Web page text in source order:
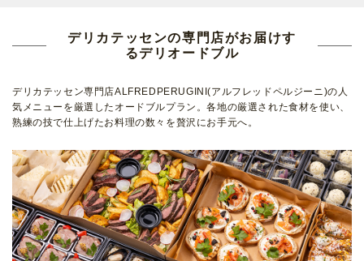
デリカテッセンの専門店がお届けす
るデリオードブル
デリカテッセン専門店ALFREDPERUGINI(アルフレッドペルジーニ)の人
気メニューを厳選したオードブルプラン。各地の厳選された食材を使い、
熟練の技で仕上げたお料理の数々を贅沢にお手元へ。